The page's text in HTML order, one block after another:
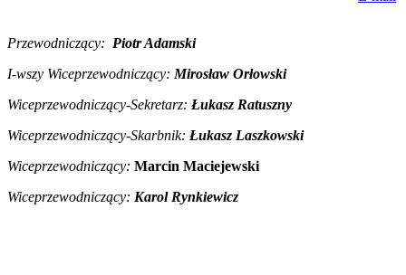
Przewodniczący: Piotr Adamski
I-wszy Wiceprzewodniczący:Mirosław Orłowski
Wiceprzewodniczący-Sekretarz: Łukasz Ratuszny
Wiceprzewodniczący-Skarbnik: Łukasz Laszkowski
Wiceprzewodniczący: Marcin Maciejewski
Wiceprzewodniczący: Karol Rynkiewicz